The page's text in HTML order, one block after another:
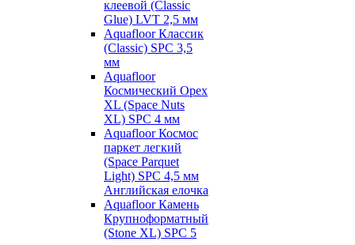
клеевой (Classic
Glue) LVT 2,5 мм
Aquafloor Классик
(Classic) SPC 3,5
мм
Aquafloor
Космический Орех
XL (Space Nuts
XL) SPC 4 мм
Aquafloor Космос
паркет легкий
(Space Parquet
Light) SPC 4,5 мм
Английская елочка
Aquafloor Камень
Крупноформатный
(Stone XL) SPC 5